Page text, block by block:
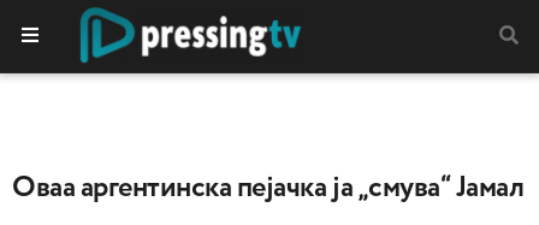
Oваа аргентинска пејачка ја „смува“ Јамал